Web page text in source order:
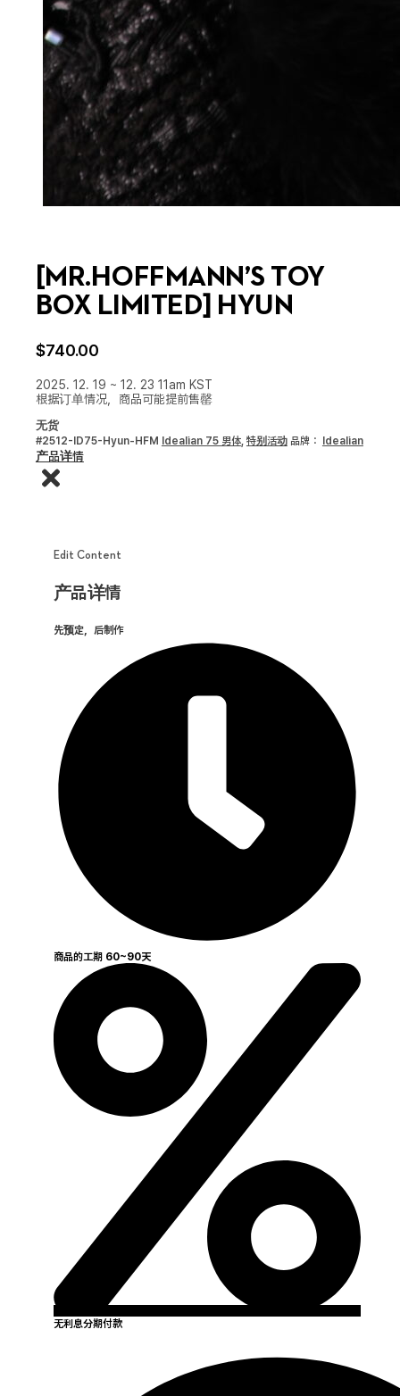
[MR.HOFFMANN’S TOY
BOX LIMITED] HYUN
$740.00
2025. 12. 19 ~ 12. 23 11am KST
根据订单情况，商品可能提前售罄
无货
#2512-ID75-Hyun-HFM Idealian 75 男体, 特别活动 品牌： Idealian
产品详情
Edit Content
产品详情
先预定，后制作
商品的工期 60~90天
无利息分期付款